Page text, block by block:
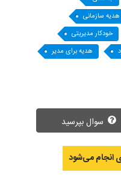
هدیه سازمانی
خودکار مدیریتی
هدیه برای مدیر
انجام می‌‌شود